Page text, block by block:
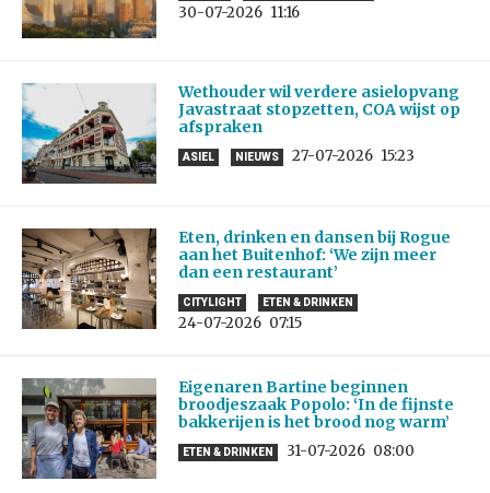
30-07-2026 11:16
Wethouder wil verdere asielopvang
Javastraat stopzetten, COA wijst op
afspraken
ASIEL NIEUWS 27-07-2026 15:23
Eten, drinken en dansen bij Rogue
aan het Buitenhof: ‘We zijn meer
dan een restaurant’
CITYLIGHT ETEN & DRINKEN
24-07-2026 07:15
Eigenaren Bartine beginnen
broodjeszaak Popolo: ‘In de fijnste
bakkerijen is het brood nog warm’
ETEN & DRINKEN 31-07-2026 08:00